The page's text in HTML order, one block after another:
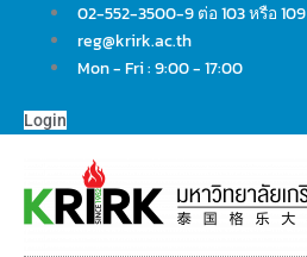
content
02-552-3500-9 ต่อ 103 หรือ 109
reg@krirk.ac.th
Mon - Fri : 9:00 - 17:00
Login